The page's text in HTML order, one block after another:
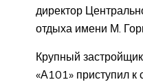
директор
отдыха имени М.
Крупный
«А101» приступил к